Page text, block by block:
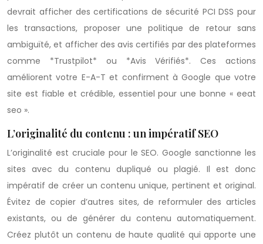
devrait afficher des certifications de sécurité PCI DSS pour
les transactions, proposer une politique de retour sans
ambiguïté, et afficher des avis certifiés par des plateformes
comme *Trustpilot* ou *Avis Vérifiés*. Ces actions
améliorent votre E-A-T et confirment à Google que votre
site est fiable et crédible, essentiel pour une bonne « eeat
seo ».
L’originalité du contenu : un impératif SEO
L’originalité est cruciale pour le SEO. Google sanctionne les
sites avec du contenu dupliqué ou plagié. Il est donc
impératif de créer un contenu unique, pertinent et original.
Évitez de copier d’autres sites, de reformuler des articles
existants, ou de générer du contenu automatiquement.
Créez plutôt un contenu de haute qualité qui apporte une